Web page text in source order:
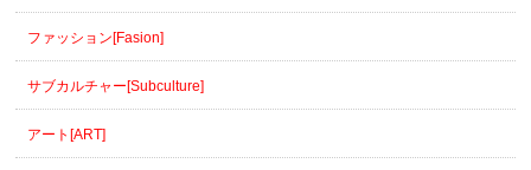
ファッション[Fasion]
サブカルチャー[Subculture]
アート[ART]